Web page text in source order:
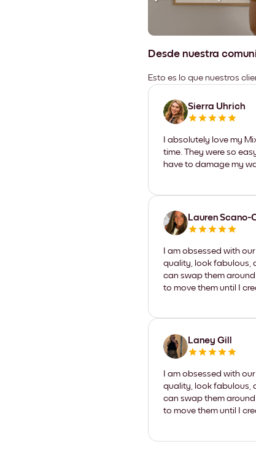
Desde nuestra
Esto es lo que nuestros
Sierra Uhrich
I absolutely love my
time. They were so
have to damage my
Lauren Scano-
I am obsessed with
quality, look fabulous,
can swap them
to move them until I
Laney Gill
I am obsessed with
quality, look fabulous,
can swap them
to move them until I